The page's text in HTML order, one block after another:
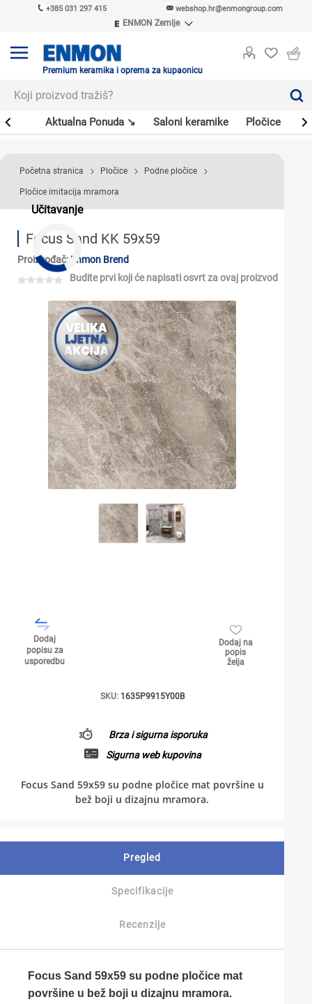
+385 031 297 415 webshop.hr@enmongroup.com
ENMON Zemlje
ENMON MKD
Premium keramika i oprema za kupaonicu
Aktualna Ponuda ↘ Saloni keramike Pločice
Učitavanje
Početna stranica Pločice Podne pločice
Pločice imitacija mramora
Focus Sand KK 59x59
Proizvođač: Enmon Brend
Budite prvi koji će napisati osvrt za ovaj proizvod
Dodaj
popisu za
usporedbu
Dodaj na
popis
želja
SKU: 1635P9915Y00B
Brza i sigurna isporuka
Sigurna web kupovina
Focus Sand 59x59 su podne pločice mat površine u
bež boji u dizajnu mramora.
Pregled
Specifikacije
Recenzije
Focus Sand 59x59 su podne pločice mat
površine u bež boji u dizajnu mramora.